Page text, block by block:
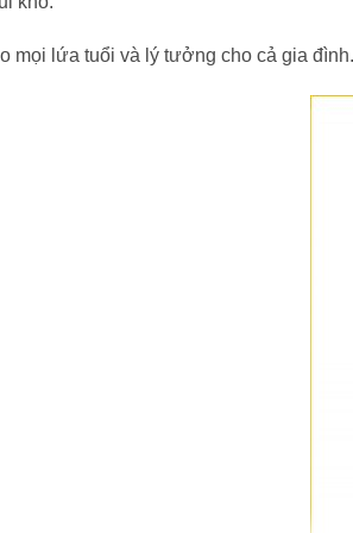
mọi lứa tuổi và lý tưởng cho cả gia đình.